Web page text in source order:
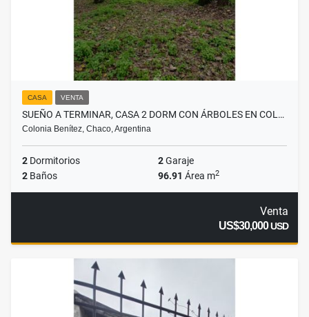
CASA VENTA
SUEÑO A TERMINAR, CASA 2 DORM CON ÁRBOLES EN COL…
Colonia Benítez, Chaco, Argentina
2 Dormitorios 2Garaje
2 Baños 96.91 Área m2
Venta
US$30,000USD